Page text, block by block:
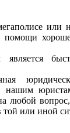
или
помощи
к нашим
любой
той или иной